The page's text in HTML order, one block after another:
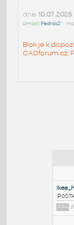
dne 10.07.2025
Umístil: Pedros2^ •
Blok je k
CADforum.cz.